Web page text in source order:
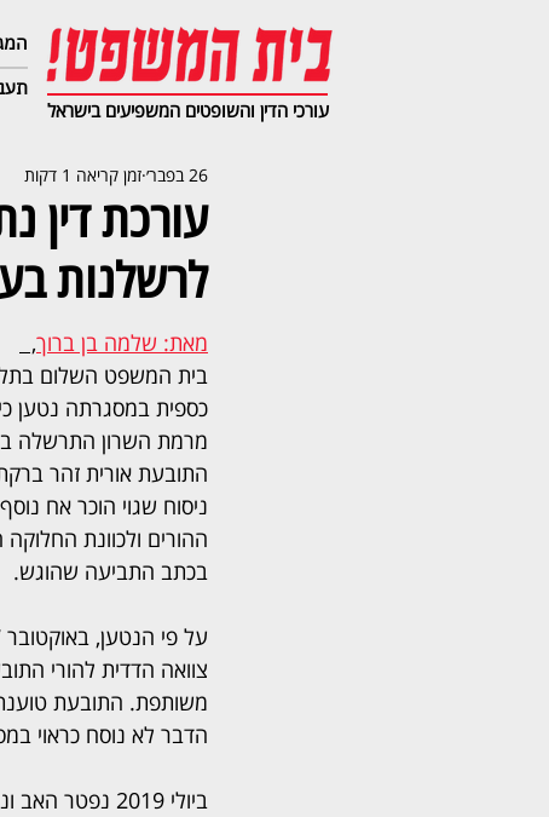
עורכי הדין והשופטים המשפיעים בישראל
לרשלנות
26 בפבר׳ זמן קריאה 1 דקות
מאת: שלמה בן ברוך,
בית המשפט השלום
כספית במסגרתה נטען
מרמת השרון התרשלה
התובעת אורית זהר
ניסוח שגוי הוכר אח
ההורים ולכוונת
בכתב התביעה שהוגש.
צוואה הדדית להורי
משותפת. התובעת טוענת
הדבר לא נוסח כראוי